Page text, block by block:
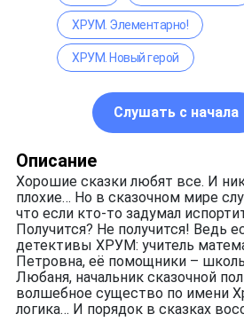
Описание
Хорошие сказки любят все. И
плохие… Но в сказочном мире
что если кто-то задумал
Получится? Не получится! Ведь
детективы ХРУМ: учитель
Петровна, её помощники –
Любаня, начальник сказочной
волшебное существо по имени
логика… И порядок в сказках
ХРУМ. Элементарно!
ХРУМ. Новый герой
Слушать с начала